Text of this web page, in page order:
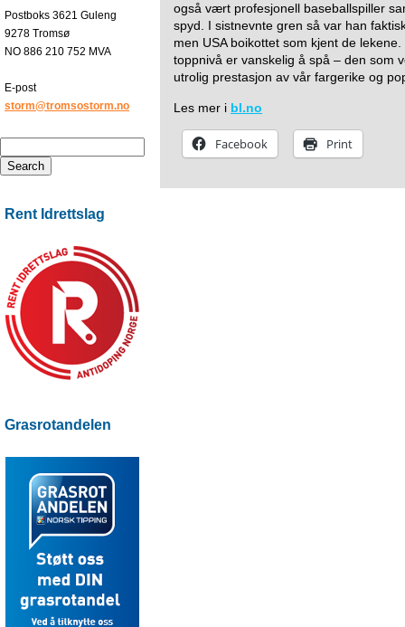
Postboks 3621 Guleng
9278 Tromsø
NO 886 210 752 MVA
E-post
storm@tromsostorm.no
Rent Idrettslag
Grasrotandelen
også vært profesjonell baseballspiller
spyd. I sistnevnte gren så var han
men USA boikottet som kjent de
toppnivå er vanskelig å spå – den som
utrolig prestasjon av vår fargerike og
Les mer i bl.no
Facebook Print